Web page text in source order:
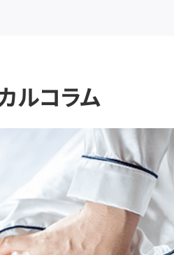
ルコラム